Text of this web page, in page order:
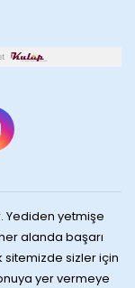
Yediden yetmişe
alanda başarı
sitemizde sizler için
yer vermeye